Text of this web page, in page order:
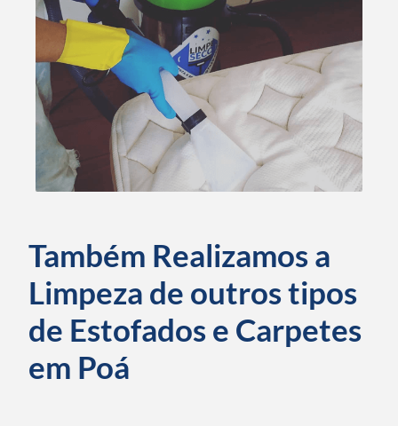
Também Realizamos a
Limpeza de outros tipos
de Estofados e Carpetes
em Poá